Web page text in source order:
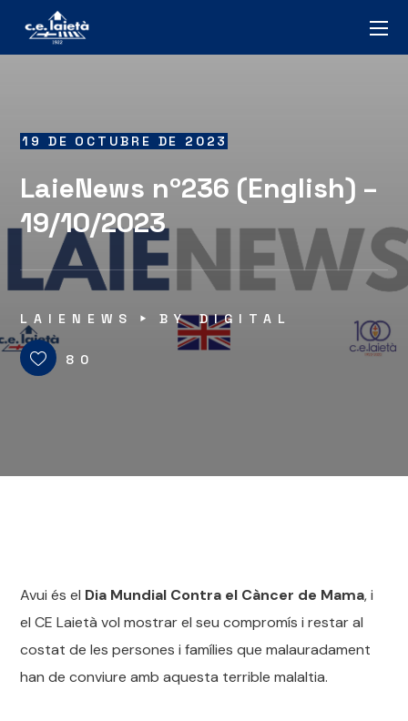
19 DE OCTUBRE DE 2023
LaieNews nº236 (English) –
19/10/2023
LAIENEWS BYDIGITAL
80
Avui és el Dia Mundial Contra el Càncer de Mama, i
el CE Laietà vol mostrar el seu compromís i restar al
costat de les persones i famílies que malauradament
han de conviure amb aquesta terrible malaltia.